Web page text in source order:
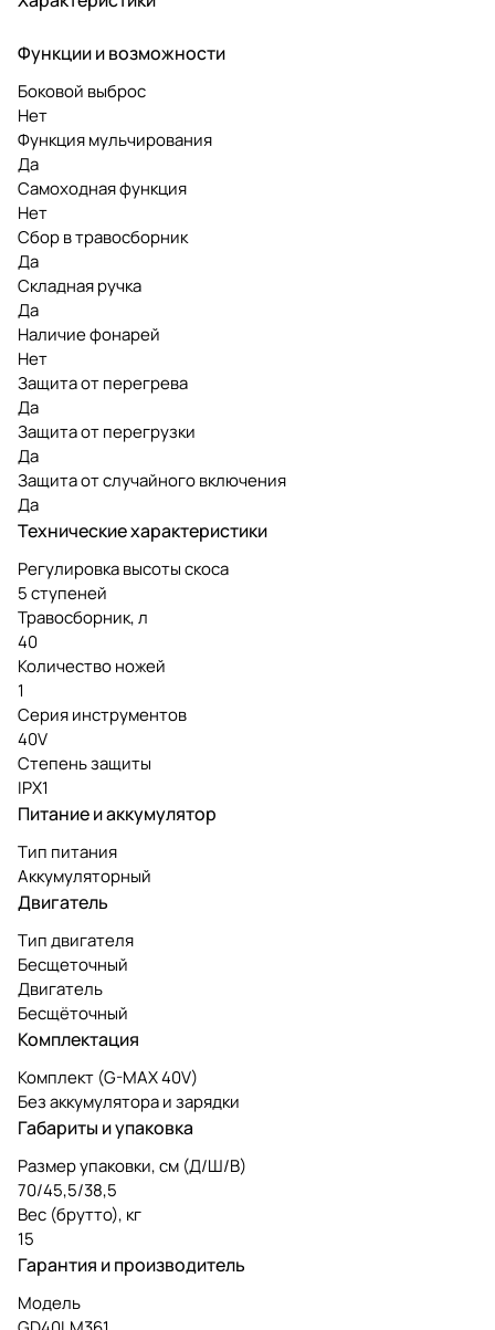
Функции и возможности
Боковой выброс
Нет
Функция мульчирования
Да
Самоходная функция
Нет
Сбор в травосборник
Да
Складная ручка
Да
Наличие фонарей
Нет
Защита от перегрева
Да
Защита от перегрузки
Да
Защита от случайного включения
Да
Технические характеристики
Регулировка высоты скоса
5 ступеней
Травосборник, л
40
Количество ножей
1
Серия инструментов
40V
Степень защиты
IPX1
Питание и аккумулятор
Тип питания
Аккумуляторный
Двигатель
Тип двигателя
Бесщеточный
Двигатель
Бесщёточный
Комплектация
Комплект (G-MAX 40V)
Без аккумулятора и зарядки
Габариты и упаковка
Размер упаковки, см (Д/Ш/В)
70/45,5/38,5
Вес (брутто), кг
15
Гарантия и производитель
Модель